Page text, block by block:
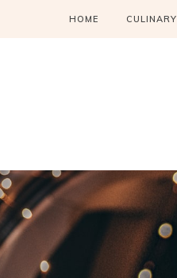
HOME CULINARY